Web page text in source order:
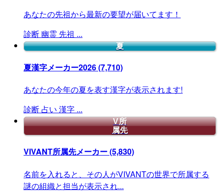
あなたの先祖から最新の要望が届いてます！
診断 幽霊 先祖 ...
夏
夏漢字メーカー2026(7,710)
あなたの今年の夏を表す漢字が表示されます!
診断 占い 漢字 ...
V所
属先
VIVANT所属先メーカー(5,830)
名前を入れると、その人がVIVANTの世界で所属する
謎の組織と担当が表示され...